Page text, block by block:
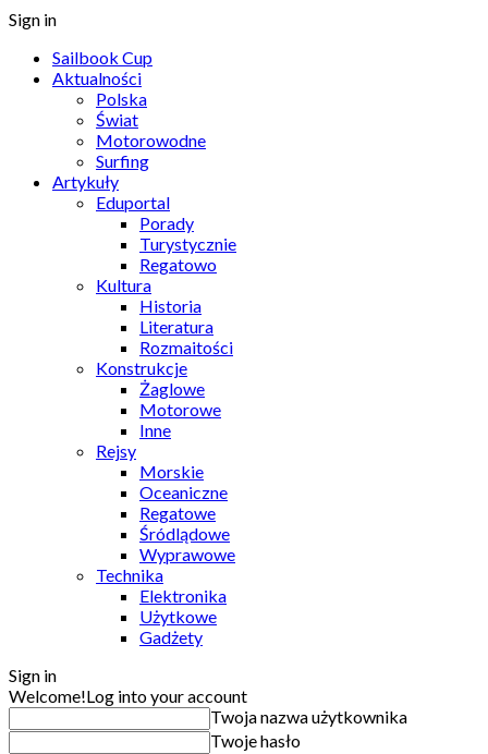
Sign in
Sailbook Cup
Aktualności
Polska
Świat
Motorowodne
Surfing
Artykuły
Eduportal
Porady
Turystycznie
Regatowo
Kultura
Historia
Literatura
Rozmaitości
Konstrukcje
Żaglowe
Motorowe
Inne
Rejsy
Morskie
Oceaniczne
Regatowe
Śródlądowe
Wyprawowe
Technika
Elektronika
Użytkowe
Gadżety
Sign in
Welcome!Log into your account
Twoja nazwa użytkownika
Twoje hasło